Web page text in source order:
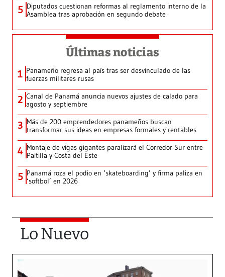
5 Diputados cuestionan reformas al reglamento interno de la
Asamblea tras aprobación en segundo debate
Últimas noticias
1 Panameño regresa al país tras ser desvinculado de las
fuerzas militares rusas
2 Canal de Panamá anuncia nuevos ajustes de calado para
agosto y septiembre
3 Más de 200 emprendedores panameños buscan
transformar sus ideas en empresas formales y rentables
4 Montaje de vigas gigantes paralizará el Corredor Sur entre
Paitilla y Costa del Este
5 Panamá roza el podio en ‘skateboarding’ y firma paliza en
‘softbol’ en 2026
Lo Nuevo